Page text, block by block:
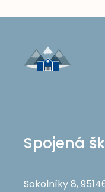
Spojená
Sokolníky 8,